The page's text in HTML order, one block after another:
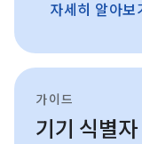
자세히 알아보
가이드
기기 식별자